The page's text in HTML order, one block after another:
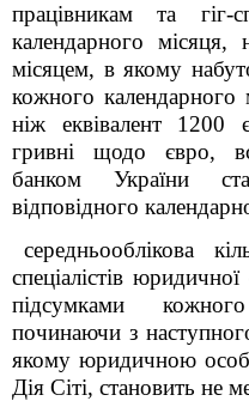
працівникам та гіг-
календарного місяця,
місяцем, в якому
кожного календарного
ніж еквівалент 1200
гривні щодо євро,
банком України
відповідного
середньооблікова
спеціалістів
підсумками
починаючи з
якому юридичною
Дія Сіті, становить не